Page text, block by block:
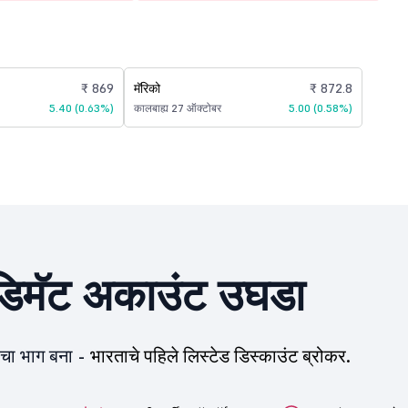
₹ 869
5.40 (0.63%)
मॅरिको
कालबाह्य 27 ऑक्टोबर
₹ 872.8
5.00 (0.58%)
अकाउंट उघडा
भाग बना - भारताचे पहिले लिस्टेड डिस्काउंट ब्रोकर.